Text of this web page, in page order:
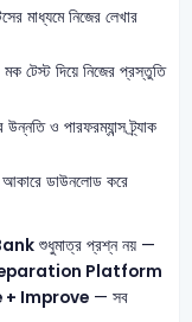
মাধ্যমে নিজের লেখার
টেস্ট দিয়ে নিজের প্রস্তুতি
ও পারফরম্যান্স ট্র্যাক
ডাউনলোড করে
শুধুমাত্র প্রশ্ন নয় —
Platform
+ Improve— সব